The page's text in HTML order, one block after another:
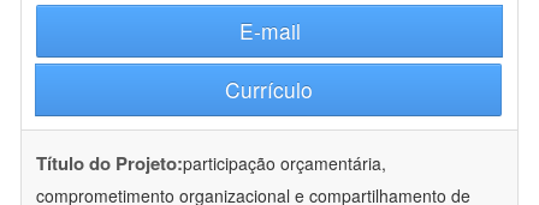
E-mail
Currículo
Título do Projeto:participação orçamentária,
comprometimento organizacional e compartilhamento de